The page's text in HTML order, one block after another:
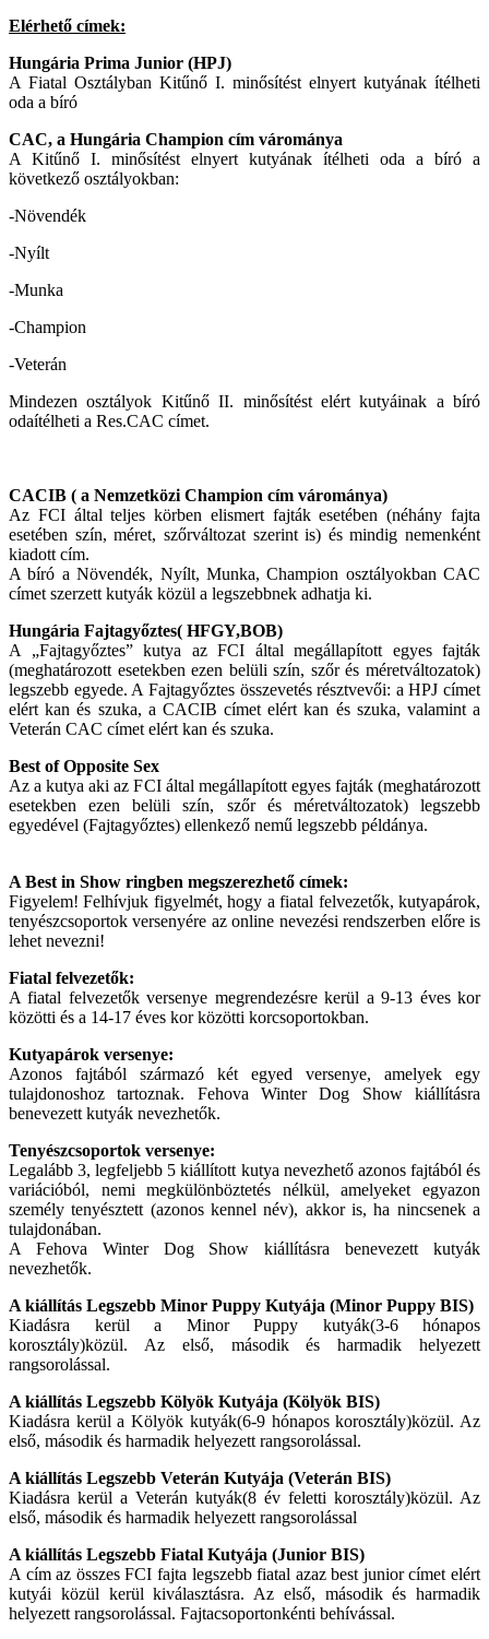
Elérhető címek:
Hungária Prima Junior (HPJ)
A Fiatal Osztályban Kitűnő I. minősítést elnyert kutyának ítélheti
oda a bíró
CAC, a Hungária Champion cím várománya
A Kitűnő I. minősítést elnyert kutyának ítélheti oda a bíró a
következő osztályokban:
-Növendék
-Nyílt
-Munka
-Champion
-Veterán
Mindezen osztályok Kitűnő II. minősítést elért kutyáinak a bíró
odaítélheti a Res.CAC címet.
CACIB ( a Nemzetközi Champion cím várománya)
Az FCI által teljes körben elismert fajták esetében (néhány fajta
esetében szín, méret, szőrváltozat szerint is) és mindig nemenként
kiadott cím.
A bíró a Növendék, Nyílt, Munka, Champion osztályokban CAC
címet szerzett kutyák közül a legszebbnek adhatja ki.
Hungária Fajtagyőztes( HFGY,BOB)
A „Fajtagyőztes” kutya az FCI által megállapított egyes fajták
(meghatározott esetekben ezen belüli szín, szőr és méretváltozatok)
legszebb egyede. A Fajtagyőztes összevetés résztvevői: a HPJ címet
elért kan és szuka, a CACIB címet elért kan és szuka, valamint a
Veterán CAC címet elért kan és szuka.
Best of Opposite Sex
Az a kutya aki az FCI által megállapított egyes fajták (meghatározott
esetekben ezen belüli szín, szőr és méretváltozatok) legszebb
egyedével (Fajtagyőztes) ellenkező nemű legszebb példánya.
A Best in Show ringben megszerezhető címek:
Figyelem! Felhívjuk figyelmét, hogy a fiatal felvezetők, kutyapárok,
tenyészcsoportok versenyére az online nevezési rendszerben előre is
lehet nevezni!
Fiatal felvezetők:
A fiatal felvezetők versenye megrendezésre kerül a 9-13 éves kor
közötti és a 14-17 éves kor közötti korcsoportokban.
Kutyapárok versenye:
Azonos fajtából származó két egyed versenye, amelyek egy
tulajdonoshoz tartoznak. Fehova Winter Dog Show kiállításra
benevezett kutyák nevezhetők.
Tenyészcsoportok versenye:
Legalább 3, legfeljebb 5 kiállított kutya nevezhető azonos fajtából és
variációból, nemi megkülönböztetés nélkül, amelyeket egyazon
személy tenyésztett (azonos kennel név), akkor is, ha nincsenek a
tulajdonában.
A Fehova Winter Dog Show kiállításra benevezett kutyák
nevezhetők.
A kiállítás Legszebb Minor Puppy Kutyája (Minor Puppy BIS)
Kiadásra kerül a Minor Puppy kutyák(3-6 hónapos
korosztály)közül. Az első, második és harmadik helyezett
rangsorolással.
A kiállítás Legszebb Kölyök Kutyája (Kölyök BIS)
Kiadásra kerül a Kölyök kutyák(6-9 hónapos korosztály)közül. Az
első, második és harmadik helyezett rangsorolással.
A kiállítás Legszebb Veterán Kutyája (Veterán BIS)
Kiadásra kerül a Veterán kutyák(8 év feletti korosztály)közül. Az
első, második és harmadik helyezett rangsorolással
A kiállítás Legszebb Fiatal Kutyája (Junior BIS)
A cím az összes FCI fajta legszebb fiatal azaz best junior címet elért
kutyái közül kerül kiválasztásra. Az első, második és harmadik
helyezett rangsorolással. Fajtacsoportonkénti behívással.